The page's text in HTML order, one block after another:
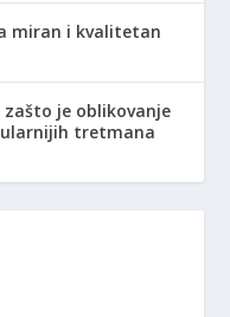
miran i kvalitetan
je oblikovanje
tretmana